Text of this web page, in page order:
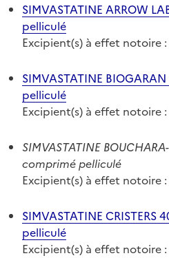
SIMVASTATINE ARROW
pelliculé
Excipient(s) à effet notoire
SIMVASTATINE
pelliculé
Excipient(s) à effet notoire
SIMVASTATINE
comprimé pelliculé
Excipient(s) à effet notoire
SIMVASTATINE CRISTERS
pelliculé
Excipient(s) à effet notoire